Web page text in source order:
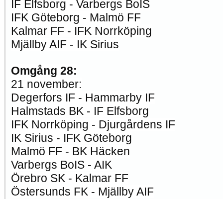
IF Elfsborg - Varbergs BoIS
IFK Göteborg - Malmö FF
Kalmar FF - IFK Norrköping
Mjällby AIF - IK Sirius
Omgång 28:
21 november:
Degerfors IF - Hammarby IF
Halmstads BK - IF Elfsborg
IFK Norrköping - Djurgårdens IF
IK Sirius - IFK Göteborg
Malmö FF - BK Häcken
Varbergs BoIS - AIK
Örebro SK - Kalmar FF
Östersunds FK - Mjällby AIF